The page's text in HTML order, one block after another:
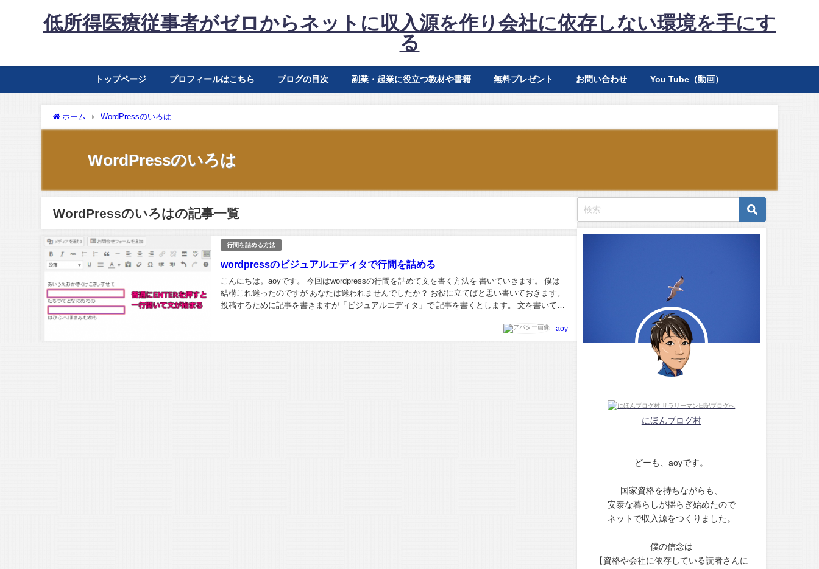
低所得医療従事者がゼロからネットに収入源を作り会社に依存しない環境を手にす
る
トップページ プロフィールはこちら ブログの目次 副業・起業に役立つ教材や書籍 無料プレゼント お問い合わせ You Tube（動画）
ホーム WordPressのいろは
WordPressのいろは
WordPressのいろはの記事一覧
行間を詰める方法
wordpressのビジュアルエディタで行間を詰める
こんにちは。aoyです。 今回はwordpressの行間を詰めて文を書く方法を 書いていきます。 僕は
結構これ迷ったのですが あなたは迷われませんでしたか？ お役に立てばと思い書いておきます。
投稿するために記事を書きますが「ビジュアルエディタ」で 記事を書くとします。 文を書いて次
aoy
にほんブログ村
どーも、aoyです。
国家資格を持ちながらも、
安泰な暮らしが揺らぎ始めたので
ネットで収入源をつくりました。
僕の信念は
【資格や会社に依存している読者さんに